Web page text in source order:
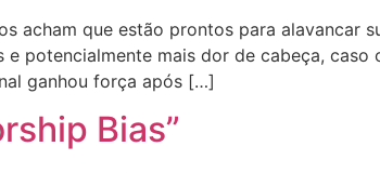
acham que estão prontos para alavancar
potencialmente mais dor de cabeça,
ganhou força após […]
Bias”